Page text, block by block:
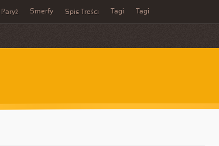
Paryż Smerfy Spis Treści Tagi Tagi